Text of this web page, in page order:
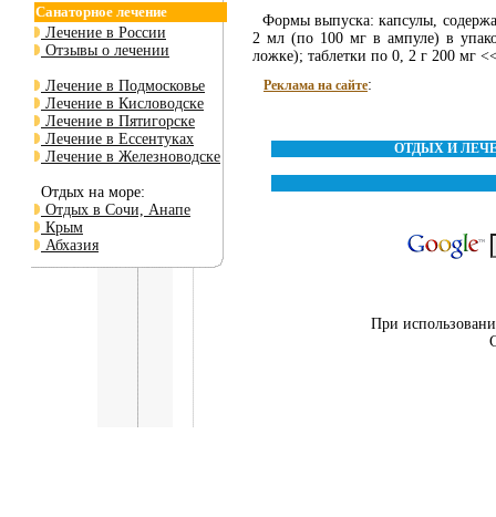
Санаторное лечение
Лечение в России
Отзывы о лечении
Лечение в Подмосковье
Лечение в Кисловодске
Лечение в Пятигорске
Лечение в Ессентуках
Лечение в Железноводске
Отдых на море:
Отдых в Сочи, Анапе
Крым
Абхазия
Формы выпуска: капсулы,
2 мл (по 100 мг в ампуле) в
ложке); таблетки по 0, 2 г 200 мг
Реклама на сайте:
ОТДЫХ И
При